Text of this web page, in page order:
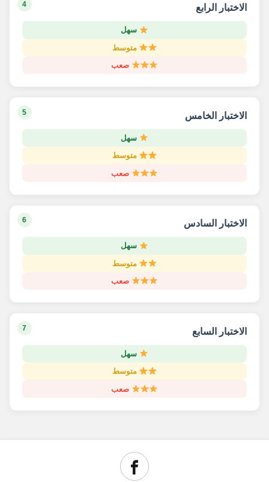
4 الاختبار الرابع
سهل
متوسط
صعب
5 الاختبار الخامس
سهل
متوسط
صعب
6 الاختبار السادس
سهل
متوسط
صعب
7 الاختبار السابع
سهل
متوسط
صعب